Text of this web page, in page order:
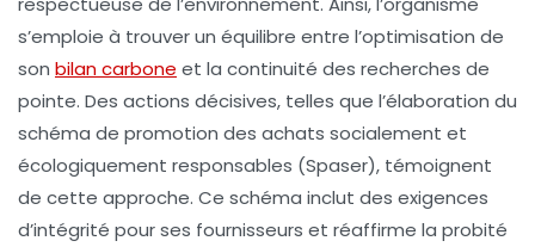
s’emploie à trouver un équilibre entre l’optimisation de
son bilan carbone et la continuité des recherches de
pointe. Des actions décisives, telles que l’élaboration du
schéma de promotion des achats socialement et
écologiquement responsables (Spaser), témoignent
de cette approche. Ce schéma inclut des exigences
d’intégrité pour ses fournisseurs et réaffirme la probité